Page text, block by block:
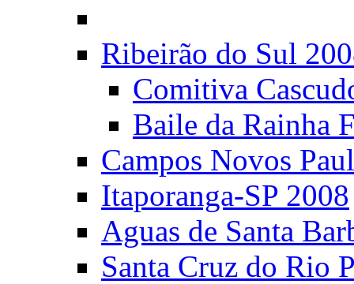
Ribeirão do Sul
Comitiva
Baile da Rainha
Campos Novos
Itaporanga-SP 2008
Aguas de Santa
Santa Cruz do Rio